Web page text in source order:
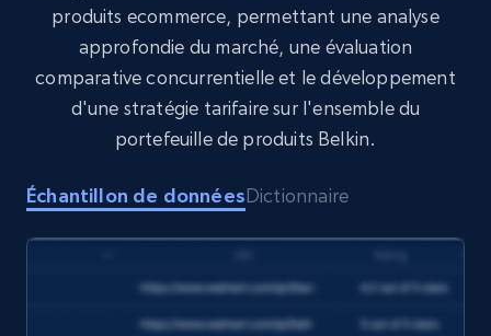
1.3K+
URL, Title amazon, Seller name amazon, Brand
amazon, Currency amazon, Availability amazon,
eCommerce
produits ecommerce, permettant une analyse
approfondie du marché, une évaluation
comparative concurrentielle et le développement
d'une stratégie tarifaire sur l'ensemble du
portefeuille de produits Belkin.
Échantillon de donnéesDictionnaire